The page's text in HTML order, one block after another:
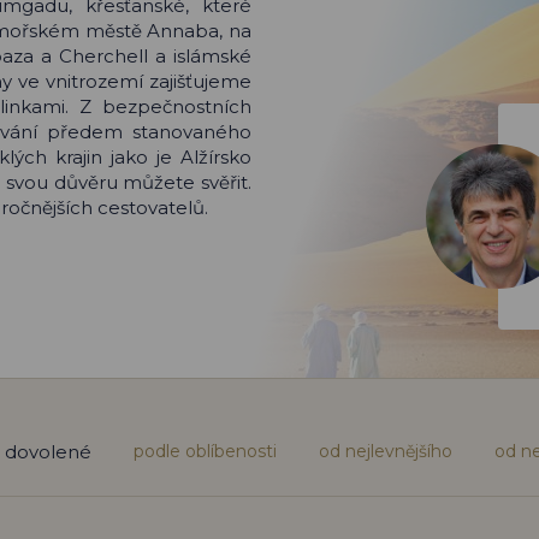
křesťanské, které
městě Annaba, na
a Cherchell a islámské
ve vnitrozemí zajišťujeme
Z bezpečnostních
předem stanovaného
krajin jako je Alžírsko
důvěru můžete svěřit.
cestovatelů.
dovolené podle oblíbenosti od nejlevnějšího od